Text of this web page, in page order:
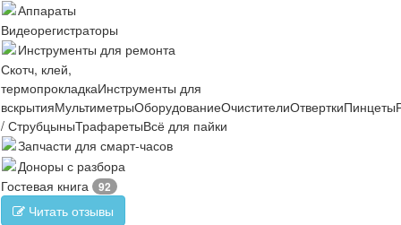
Аппараты
Видеорегистраторы
Инструменты для ремонта
Скотч, клей,
термопрокладкаИнструменты для
вскрытияМультиметрыОборудованиеОчистителиОтверткиПинцеты
/ СтрубцыныТрафаретыВсё для пайки
Запчасти для смарт-часов
Доноры с разбора
Гостевая книга
92
Читать отзывы